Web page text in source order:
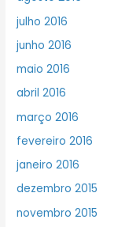
julho 2016
junho 2016
maio 2016
abril 2016
março 2016
fevereiro 2016
janeiro 2016
dezembro 2015
novembro 2015